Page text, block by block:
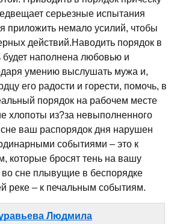
серьезные испытания
приложить немало усилий, чтобы
действий.Наводить порядок в
наполнена любовью и
умению выслушать мужа и,
его радости и горести, помочь, в
порядок на рабочем месте
хлопоты из?за невыполненного
ваш распорядок дня нарушен
событиями – это к
которые бросят тень на вашу
сне плывущие в беспорядке
реке – к печальным событиям.
Людмила